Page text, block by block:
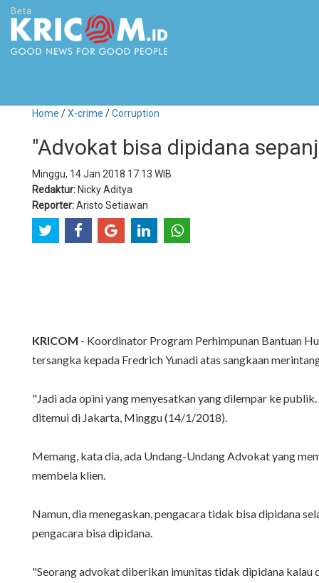
Home /X-crime /Corruption
"Advokat bisa dipidana
Minggu, 14 Jan 2018 17:13 WIB
Redaktur: Nicky Aditya
Reporter:Aristo Setiawan
KRICOM - Koordinator Program Perhimpunan Bantuan
tersangka kepada Fredrich Yunadi atas sangkaan
"Jadi ada opini yang menyesatkan yang dilempar ke
ditemui di Jakarta, Minggu (14/1/2018).
Memang, kata dia, ada Undang-Undang Advokat yang
membela klien.
Namun, dia menegaskan, pengacara tidak bisa dipidana
pengacara bisa dipidana.
"Seorang advokat diberikan imunitas tidak dipidana